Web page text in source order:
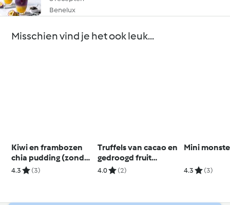
Benelux
Misschien vind je het ook leuk...
Kiwi en frambozen
chia pudding (zonder
toegevoegde suiker)
4.3 (3)
Truffels van cacao en
gedroogd fruit
zonder toegevoegde
4.0 (2)
Mini
4.3 (3)